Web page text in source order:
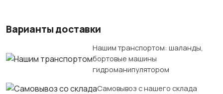
Варианты доставки
Нашим транспортом: шаланды,
бортовые машины
гидроманипулятором
Самовывоз с нашего склада